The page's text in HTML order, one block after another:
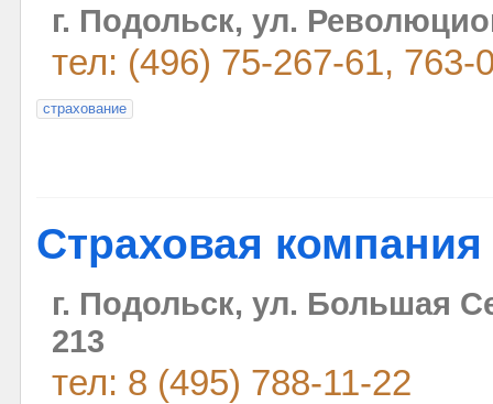
г. Подольск, ул.
тел: (496) 75-267-61, 763-
страхование
Страховая
г. Подольск, ул. Большая
213
тел: 8 (495) 788-11-22